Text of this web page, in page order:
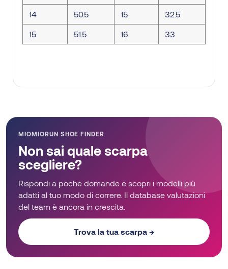
14 50.5 15 32.5
15 51.5 16 33
MIOMIORUN SHOE FINDER
Non sai quale scarpa
scegliere?
Rispondi a poche domande e scopri i modelli più
adatti al tuo modo di correre. Il database valutazioni
del team è ancora in crescita.
Trova la tua scarpa →